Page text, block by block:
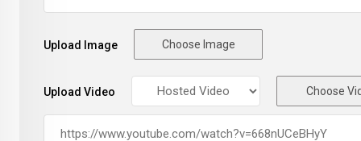
Upload Image Choose Image
Upload Video Choose